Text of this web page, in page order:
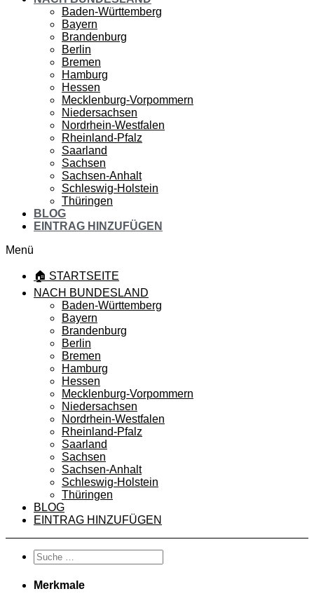
Baden-Württemberg
Bayern
Brandenburg
Berlin
Bremen
Hamburg
Hessen
Mecklenburg-Vorpommern
Niedersachsen
Nordrhein-Westfalen
Rheinland-Pfalz
Saarland
Sachsen
Sachsen-Anhalt
Schleswig-Holstein
Thüringen
BLOG
EINTRAG HINZUFÜGEN
Menü
🏠 STARTSEITE
NACH BUNDESLAND
Baden-Württemberg
Bayern
Brandenburg
Berlin
Bremen
Hamburg
Hessen
Mecklenburg-Vorpommern
Niedersachsen
Nordrhein-Westfalen
Rheinland-Pfalz
Saarland
Sachsen
Sachsen-Anhalt
Schleswig-Holstein
Thüringen
BLOG
EINTRAG HINZUFÜGEN
Merkmale